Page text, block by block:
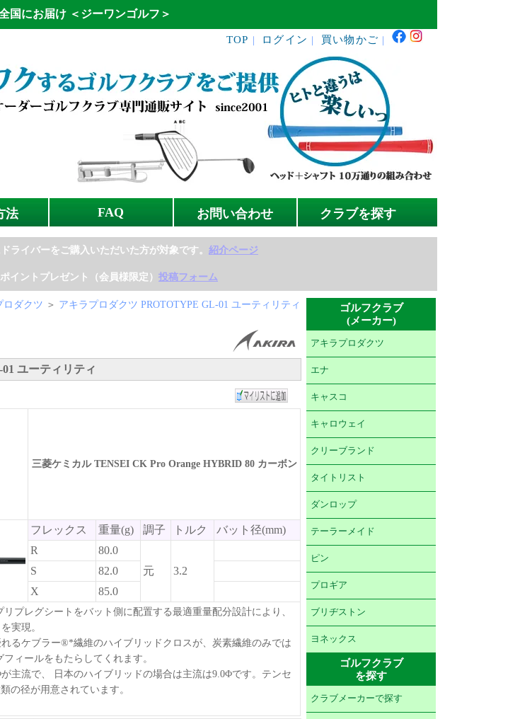
国にお届け ＜ジーワンゴルフ＞
TOP ログイン 買い物かご
法 FAQ お問い合わせ クラブを探す
ライバーをご購入いただいた方が対象です。 紹介ページ
イントプレゼント（会員様限定） 投稿フォーム
ロダクツ ＞ アキラプロダクツ PROTOTYPE GL-01 ユーティリティ
ユーティリティ
三菱ケミカル TENSEI CK Pro Orange HYBRID 80 カーボン
フレックス 重量(g) 調子 トルク
バット径(mm)
R
80.0
元
3.2
S
82.0
X
85.0
プレグシートをバット側に配置する最適重量配分設計により、
実現。
るケブラー®*繊維のハイブリッドクロスが、炭素繊維のみでは
ィールをもたらしてくれます。
主流で、 日本のハイブリッドの場合は主流は9.0Φです。テンセ
の径が用意されています。
ゴルフクラブ
(メーカー)
アキラプロダクツ
エナ
キャスコ
キャロウェイ
クリーブランド
タイトリスト
ダンロップ
テーラーメイド
ピン
プロギア
ブリヂストン
ヨネックス
ゴルフクラブ
を探す
クラブメーカーで探す